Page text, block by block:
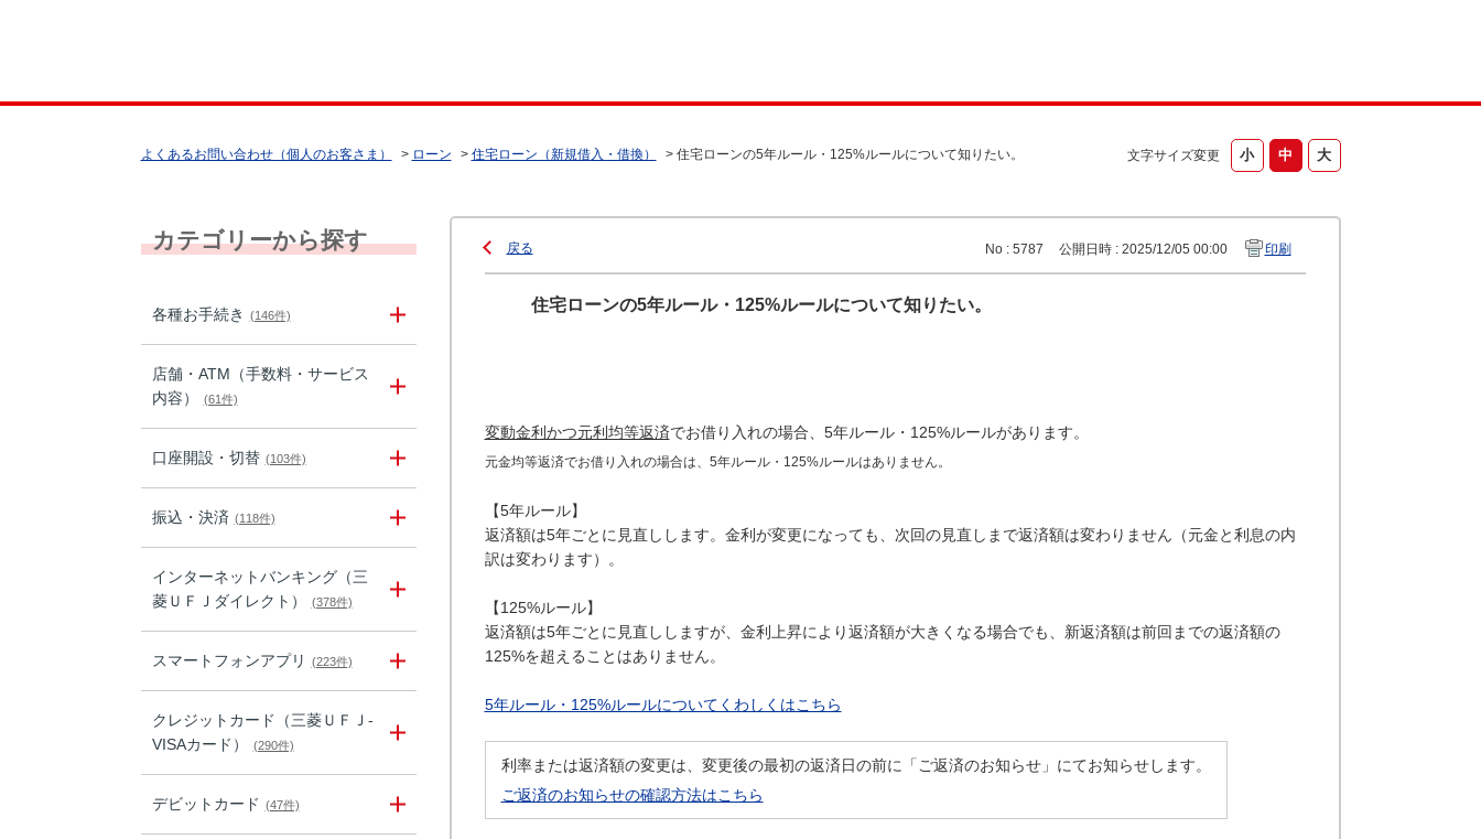
文字サイズ変更
よくあるお問い合わせ（個人のお客さま） > ローン > 住宅ローン（新規借入・借換） > 住宅ローンの5年ルール・125%ルールについて知りたい。
カテゴリーから探す
各種お手続き (146件)
店舗・ATM（手数料・サービス
内容）
(61件)
口座開設・切替 (103件)
振込・決済 (118件)
インターネットバンキング（三
菱ＵＦＪダイレクト）
(378件)
スマートフォンアプリ (223件)
クレジットカード（三菱ＵＦＪ-
VISAカード）
(290件)
デビットカード (47件)
戻る No : 5787 公開日時 : 2025/12/05 00:00 印刷
住宅ローンの5年ルール・125%ルールについて知りたい。
変動金利かつ元利均等返済でお借り入れの場合、5年ルール・125%ルールがあります。
元金均等返済でお借り入れの場合は、5年ルール・125%ルールはありません。
【5年ルール】
返済額は5年ごとに見直しします。金利が変更になっても、次回の見直しまで返済額は変わりません（元金と利息の内
訳は変わります）。
【125%ルール】
返済額は5年ごとに見直ししますが、金利上昇により返済額が大きくなる場合でも、新返済額は前回までの返済額の
125%を超えることはありません。
5年ルール・125%ルールについてくわしくはこちら
利率または返済額の変更は、変更後の最初の返済日の前に「ご返済のお知らせ」にてお知らせします。
ご返済のお知らせの確認方法はこちら